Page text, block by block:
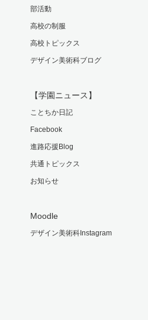
部活動
高校の制服
高校トピックス
デザイン美術科ブログ
【学園ニュース】
ことちか日記
Facebook
進路応援Blog
共通トピックス
お知らせ
Moodle
デザイン美術科Instagram